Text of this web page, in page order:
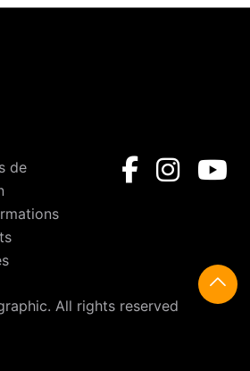
de
All rights reserved